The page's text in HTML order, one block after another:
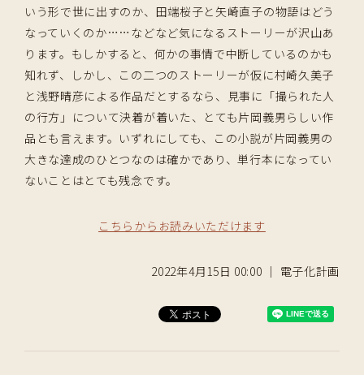
いう形で世に出すのか、田端桜子と矢崎直子の物語はどう
なっていくのか……などなど気になるストーリーが沢山あ
ります。もしかすると、何かの事情で中断しているのかも
知れず、しかし、この二つのストーリーが仮に村崎久美子
と浅野晴彦による作品だとするなら、見事に「撮られた人
の行方」について決着が着いた、とても片岡義男らしい作
品とも言えます。いずれにしても、この小説が片岡義男の
大きな達成のひとつなのは確かであり、単行本になってい
ないことはとても残念です。
こちらからお読みいただけます
2022年4月15日 00:00 ｜ 電子化計画